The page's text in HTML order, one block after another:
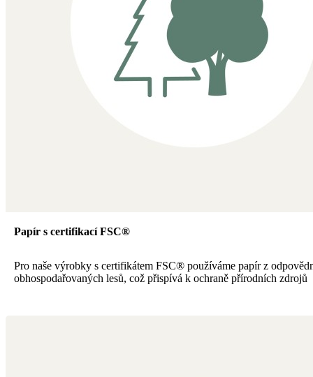
Papír s certifikací FSC®
Pro naše výrobky s certifikátem FSC® používáme papír z
obhospodařovaných lesů, což přispívá k ochraně přírodních zdrojů